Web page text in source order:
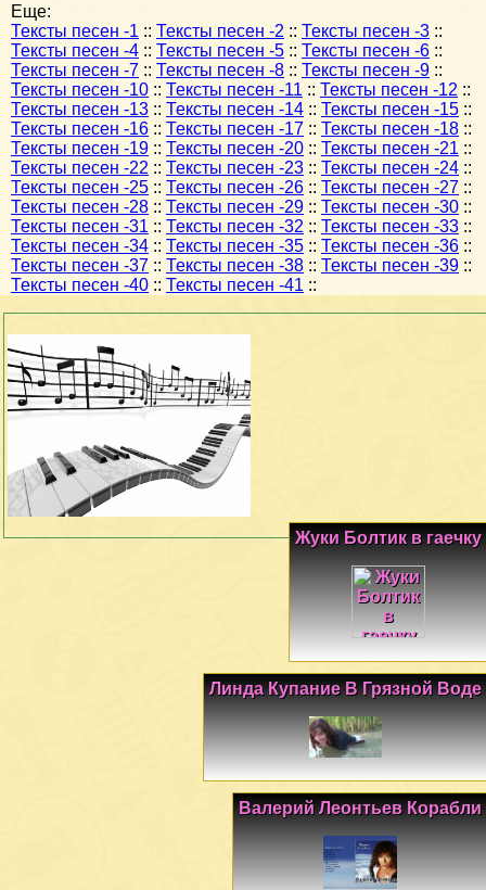
Еще:
Тексты песен -1 :: Тексты песен -2 :: Тексты песен -3 ::
Тексты песен -4 :: Тексты песен -5 :: Тексты песен -6 ::
Тексты песен -7 :: Тексты песен -8 :: Тексты песен -9 ::
Тексты песен -10 :: Тексты песен -11 :: Тексты песен -12 ::
Тексты песен -13 :: Тексты песен -14 :: Тексты песен -15 ::
Тексты песен -16 :: Тексты песен -17 :: Тексты песен -18 ::
Тексты песен -19 :: Тексты песен -20 :: Тексты песен -21 ::
Тексты песен -22 :: Тексты песен -23 :: Тексты песен -24 ::
Тексты песен -25 :: Тексты песен -26 :: Тексты песен -27 ::
Тексты песен -28 :: Тексты песен -29 :: Тексты песен -30 ::
Тексты песен -31 :: Тексты песен -32 :: Тексты песен -33 ::
Тексты песен -34 :: Тексты песен -35 :: Тексты песен -36 ::
Тексты песен -37 :: Тексты песен -38 :: Тексты песен -39 ::
Тексты песен -40 :: Тексты песен -41 ::
Жуки Болтик в гаечку
Линда Купание В Грязной Воде
Валерий Леонтьев Корабли